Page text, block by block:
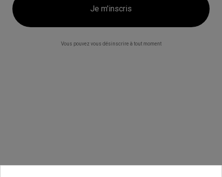
Vous pouvez vous désinscrire à tout moment